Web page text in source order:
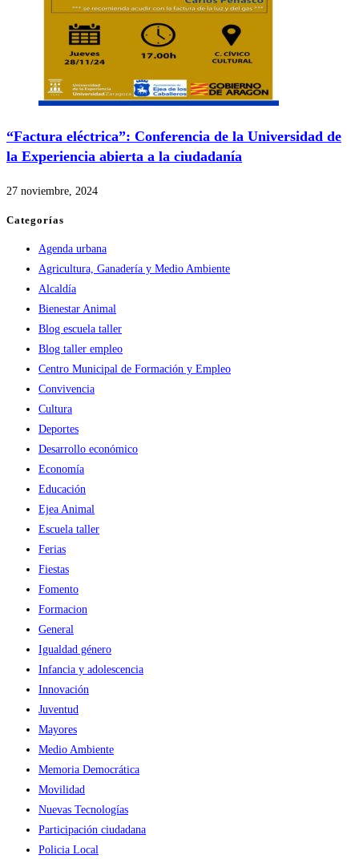
“Factura eléctrica”: Conferencia de la Universidad de
la Experiencia abierta a la ciudadanía
27 noviembre, 2024
Categorías
Agenda urbana
Agricultura, Ganadería y Medio Ambiente
Alcaldía
Bienestar Animal
Blog escuela taller
Blog taller empleo
Centro Municipal de Formación y Empleo
Convivencia
Cultura
Deportes
Desarrollo económico
Economía
Educación
Ejea Animal
Escuela taller
Ferias
Fiestas
Fomento
Formacion
General
Igualdad género
Infancia y adolescencia
Innovación
Juventud
Mayores
Medio Ambiente
Memoria Democrática
Movilidad
Nuevas Tecnologías
Participación ciudadana
Policia Local